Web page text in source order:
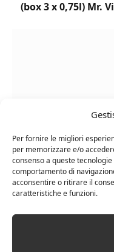
Per fornire le migliori
per memorizzare e/o
consenso a queste
comportamento di
acconsentire o ritirare il
caratteristiche e funzioni.
(box 3 x 0,75l) Mr.
Le Casematte –